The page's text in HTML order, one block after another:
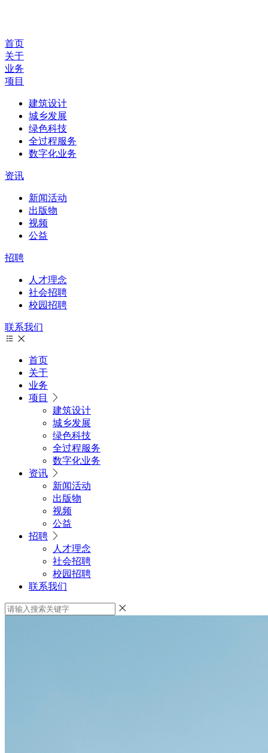
首页
关于
业务
项目
建筑设计
城乡发展
绿色科技
全过程服务
数字化业务
资讯
新闻活动
出版物
视频
公益
招聘
人才理念
社会招聘
校园招聘
联系我们
首页
关于
业务
项目
建筑设计
城乡发展
绿色科技
全过程服务
数字化业务
资讯
新闻活动
出版物
视频
公益
招聘
人才理念
社会招聘
校园招聘
联系我们